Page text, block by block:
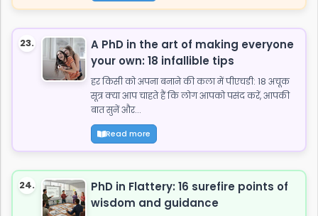
23.
A PhD in the art of making everyone
your own: 18 infallible tips
हर किसी को अपना बनाने की कला में पीएचडी: 18 अचूक
सूत्र क्या आप चाहते हैं कि लोग आपको पसंद करें, आपकी
बात सुनें और...
Read more
24.
PhD in Flattery: 16 surefire points of
wisdom and guidance